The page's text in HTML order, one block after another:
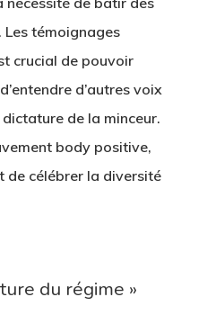
Les témoignages
crucial de pouvoir
d’autres voix
de la minceur.
body positive,
de célébrer la diversité
du régime »